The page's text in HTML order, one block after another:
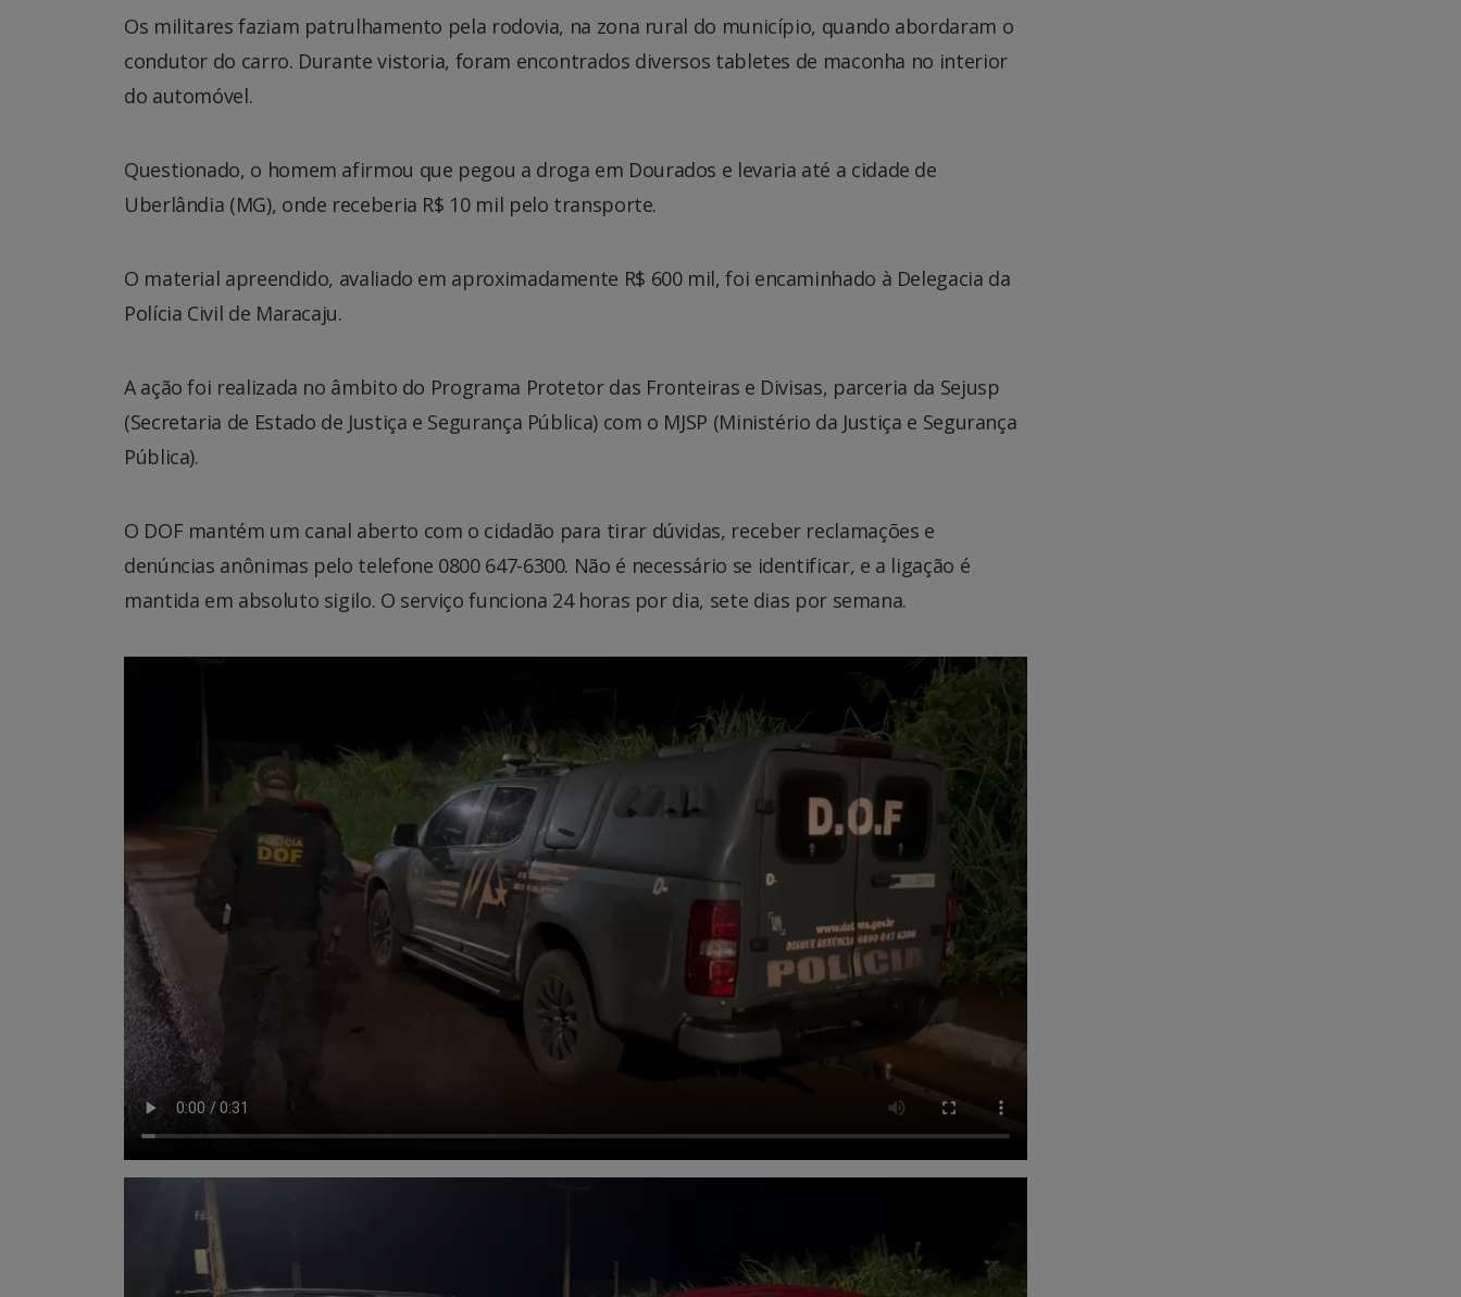
Os militares faziam patrulhamento pela rodovia, na zona rural do município, quando abordaram o
condutor do carro. Durante vistoria, foram encontrados diversos tabletes de maconha no interior
do automóvel.
Questionado, o homem afirmou que pegou a droga em Dourados e levaria até a cidade de
Uberlândia (MG), onde receberia R$ 10 mil pelo transporte.
O material apreendido, avaliado em aproximadamente R$ 600 mil, foi encaminhado à Delegacia da
Polícia Civil de Maracaju.
A ação foi realizada no âmbito do Programa Protetor das Fronteiras e Divisas, parceria da Sejusp
(Secretaria de Estado de Justiça e Segurança Pública) com o MJSP (Ministério da Justiça e Segurança
Pública).
O DOF mantém um canal aberto com o cidadão para tirar dúvidas, receber reclamações e
denúncias anônimas pelo telefone 0800 647-6300. Não é necessário se identificar, e a ligação é
mantida em absoluto sigilo. O serviço funciona 24 horas por dia, sete dias por semana.